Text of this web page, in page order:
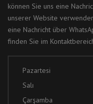
können Sie uns eine
unserer Website
eine Nachricht über
finden Sie im
Pazartesi
Salı
Çarşamba